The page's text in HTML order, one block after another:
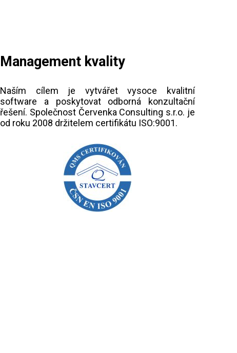
Management kvality
Naším cílem je vytvářet vysoce kvalitní
software a poskytovat odborná konzultační
řešení. Společnost Červenka Consulting s.r.o. je
od roku 2008 držitelem certifikátu ISO:9001.